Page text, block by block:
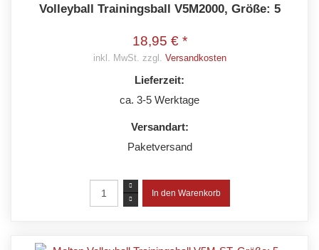
Volleyball Trainingsball V5M2000, Größe: 5
18,95 € *
inkl. MwSt. zzgl. Versandkosten
Lieferzeit:
ca. 3-5 Werktage
Versandart:
Paketversand